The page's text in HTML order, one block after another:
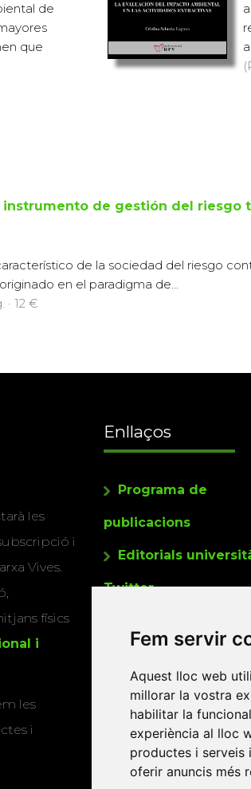
Fem servir
Aquest lloc web
millorar la vostra
habilitar la
experiència al lloc
productes i serveis
oferir anuncis més
de
que
instrumento de gestión del riesgo
de la sociedad del riesgo
en el paradigma de...
· 12 €
les
i
Vives.
físics
i
les
i
Enllaços
Programa de
publicacions
Editorials
Twitter